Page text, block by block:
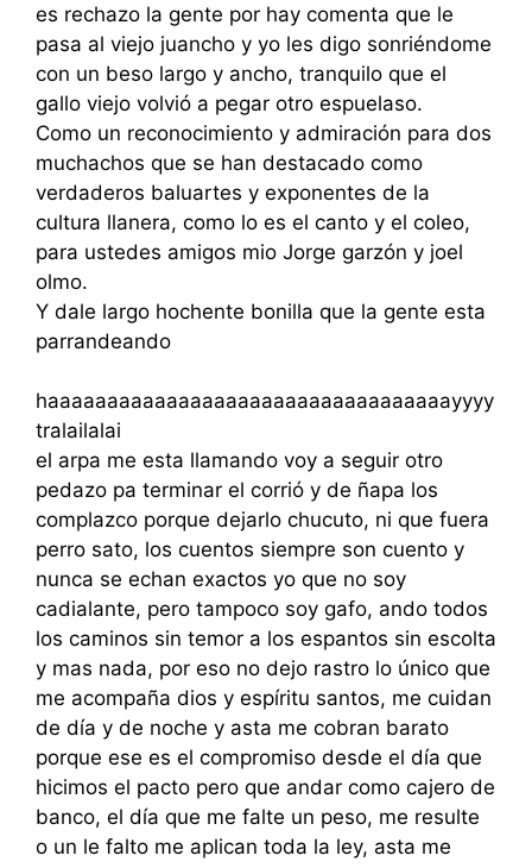
es rechazo la gente por hay comenta que le
pasa al viejo juancho y yo les digo sonriéndome
con un beso largo y ancho, tranquilo que el
gallo viejo volvió a pegar otro espuelaso.
Como un reconocimiento y admiración para dos
muchachos que se han destacado como
verdaderos baluartes y exponentes de la
cultura llanera, como lo es el canto y el coleo,
para ustedes amigos mio Jorge garzón y joel
olmo.
Y dale largo hochente bonilla que la gente esta
parrandeando
haaaaaaaaaaaaaaaaaaaaaaaaaaaaaaaaaayyyy
tralailalai
el arpa me esta llamando voy a seguir otro
pedazo pa terminar el corrió y de ñapa los
complazco porque dejarlo chucuto, ni que fuera
perro sato, los cuentos siempre son cuento y
nunca se echan exactos yo que no soy
cadialante, pero tampoco soy gafo, ando todos
los caminos sin temor a los espantos sin escolta
y mas nada, por eso no dejo rastro lo único que
me acompaña dios y espíritu santos, me cuidan
de día y de noche y asta me cobran barato
porque ese es el compromiso desde el día que
hicimos el pacto pero que andar como cajero de
banco, el día que me falte un peso, me resulte
o un le falto me aplican toda la ley, asta me